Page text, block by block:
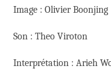
Image : Olivier Boonjing
Son : Theo Viroton
Interprétation : Arieh